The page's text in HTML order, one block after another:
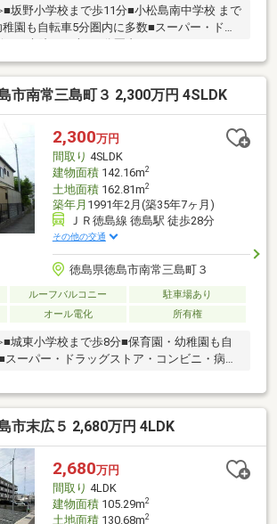
野小学校まで歩11分■小松島南中学校 まで
園も自転車5分圏内に多数■スーパー・ドラ
市南常三島町３ 2,300万円 4SLDK
2,300万円
間取り 4SLDK
建物面積142.16m2
土地面積162.81m2
築年月 1991年2月(築35年7ヶ月)
ＪＲ徳島線 徳島駅 徒歩28分
その他の交通
徳島県徳島市南常三島町３
ルーフバルコニー
駐車場あり
オール電化 所有権
東小学校まで歩8分■保育園・幼稚園も自
ーパー・ドラッグストア・コンビニ・病院
市末広５ 2,680万円 4LDK
2,680万円
間取り 4LDK
建物面積105.29m2
土地面積130.68m2